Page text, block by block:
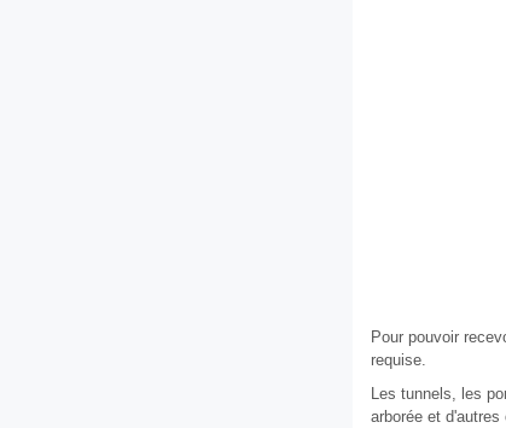
Pour pouvoir
requise.
Les tunnels, les
arborée et